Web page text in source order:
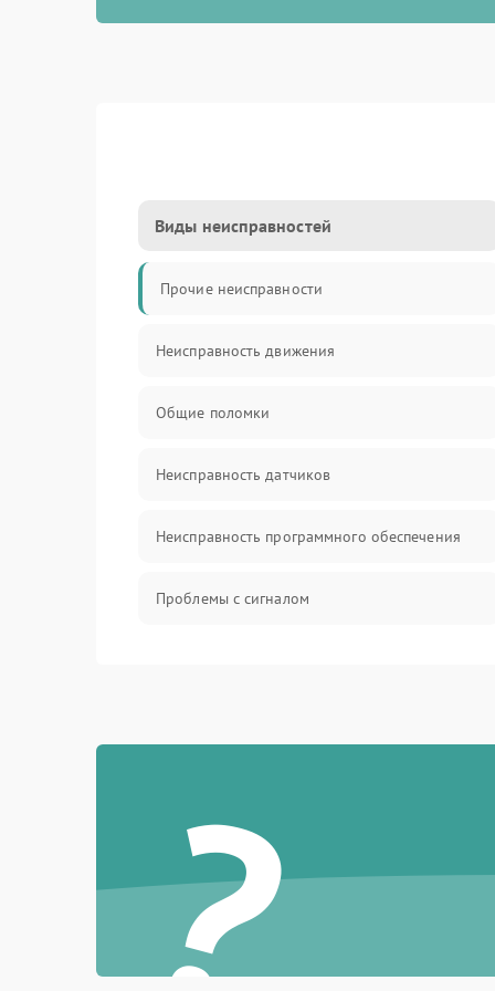
Виды неисправностей
Прочие неисправности
Неисправность движения
Общие поломки
Неисправность датчиков
Неисправность программного обеспечения
Проблемы с сигналом
Проблемы с механикой
Режим работы
Программные сбои
?